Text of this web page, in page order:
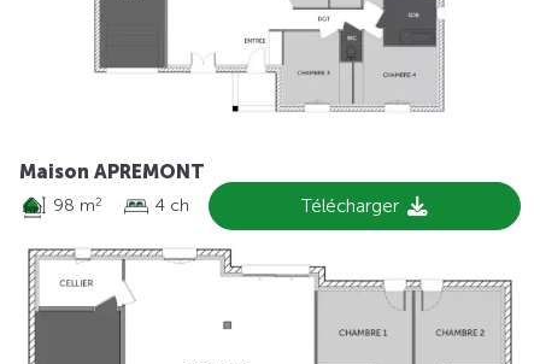
Maison APREMONT
98 m2 4 ch Télécharger